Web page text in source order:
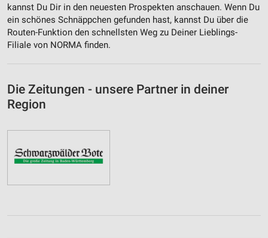
kannst Du Dir in den neuesten Prospekten anschauen. Wenn Du
ein schönes Schnäppchen gefunden hast, kannst Du über die
Routen-Funktion den schnellsten Weg zu Deiner Lieblings-
Filiale von NORMA finden.
Die Zeitungen - unsere Partner in deiner
Region